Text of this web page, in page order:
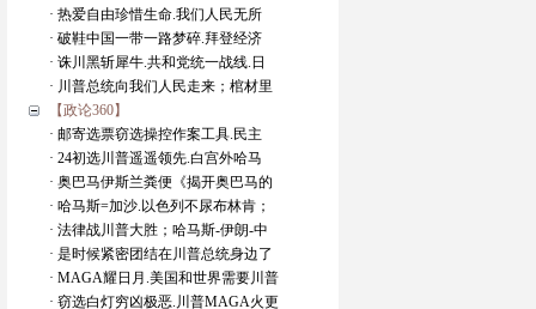
· 热爱自由珍惜生命.我们人民无所
· 破鞋中国一带一路梦碎.拜登经济
· 诛川黑斩犀牛.共和党统一战线.日
· 川普总统向我们人民走来；棺材里
【政论360】
· 邮寄选票窃选操控作案工具.民主
· 24初选川普遥遥领先.白宫外哈马
· 奥巴马伊斯兰粪便《揭开奥巴马的
· 哈马斯=加沙.以色列不尿布林肯；
· 法律战川普大胜；哈马斯-伊朗-中
· 是时候紧密团结在川普总统身边了
· MAGA耀日月.美国和世界需要川普
· 窃选白灯穷凶极恶.川普MAGA火更